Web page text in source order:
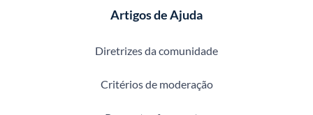
Artigos de Ajuda
Diretrizes da comunidade
Critérios de moderação